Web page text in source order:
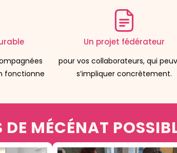
fonctionne
Un projet fédérateur
pour vos collaborateurs, qui
s’impliquer concrètement.
DE MÉCÉNAT